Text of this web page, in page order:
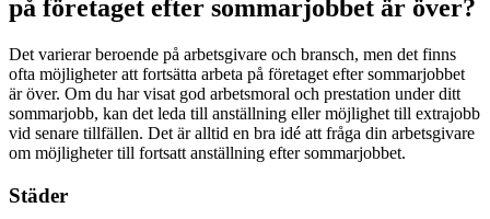
på företaget efter sommarjobbet är över?
Det varierar beroende på arbetsgivare och bransch, men det finns
ofta möjligheter att fortsätta arbeta på företaget efter sommarjobbet
är över. Om du har visat god arbetsmoral och prestation under ditt
sommarjobb, kan det leda till anställning eller möjlighet till extrajobb
vid senare tillfällen. Det är alltid en bra idé att fråga din arbetsgivare
om möjligheter till fortsatt anställning efter sommarjobbet.
Städer